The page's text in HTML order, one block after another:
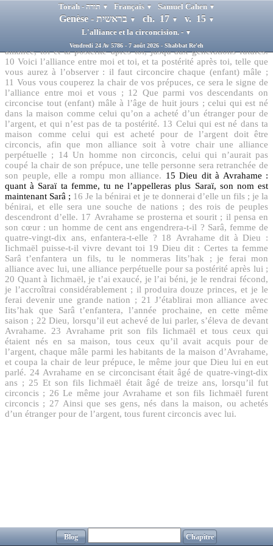
▼ Français ▼ Samuel Cahen ▼
▼ ch. 17 ▼ v. 15 ▼
L'alliance et la circoncision. - ▼
Vendredi 24 Av 5786 - 7 août 2026 - Shabbat Re'eh
alliance perpétuelle ; d’être Dieu pour toi, ainsi qu’à ta postérité ;
Je te donnerai et je donnerai à tes descendants, après toi, le pays de
ton séjour, tout le pays de Kenââne ; un héritage perpétuel, je serai
aussi pour eux Dieu. 9
Dieu dit à Avrahame : toi, observe mon
alliance, toi et ta postérité après toi, jusqu’aux générations futures.
10 Voici l’alliance entre moi et toi, et ta postérité après toi, telle que
vous aurez à l’observer : il faut circoncire chaque (enfant) mâle ;
11 Vous vous couperez la chair de vos prépuces, ce sera le signe de
l’alliance entre moi et vous ; 12 Que parmi vos descendants on
circoncise tout (enfant) mâle à l’âge de huit jours ; celui qui est né
dans la maison comme celui qu’on a acheté d’un étranger pour de
l’argent, et qui n’est pas de ta postérité. 13 Celui qui est né dans ta
maison comme celui qui est acheté pour de l’argent doit être
circoncis, afin que mon alliance soit à votre chair une alliance
perpétuelle ;
14 Un homme non circoncis, celui qui n’aurait pas
coupé la chair de son prépuce, une telle personne sera retranchée de
son peuple, elle a rompu mon alliance. 15 Dieu dit à Avrahame :
quant à Saraï ta femme, tu ne l’appelleras plus Saraï, son nom est
maintenant Sarâ ; 16 Je la bénirai et je te donnerai d’elle un fils ; je la
bénirai, et elle sera une souche de nations ; des rois de peuples
descendront d’elle. 17 Avrahame se prosterna et sourit ; il pensa en
son cœur : un homme de cent ans engendrera-t-il ? Sarâ, femme de
quatre-vingt-dix ans, enfantera-t-elle ? 18
Avrahame dit à Dieu :
Iichmaël puisse-t-il vivre devant toi 19 Dieu dit : Certes ta femme
Sarâ t’enfantera un fils, tu le nommeras Iits’hak ; je ferai mon
alliance avec lui, une alliance perpétuelle pour sa postérité après lui ;
20 Quant à Iichmaël, je t’ai exaucé, je l’ai béni, je le rendrai fécond,
je l’accroîtrai considérablement ; il produira douze princes, et je le
ferai devenir une grande nation ; 21 J’établirai mon alliance avec
Iits’hak que Sarâ t’enfantera, l’année prochaine, en cette même
saison ; 22 Dieu, lorsqu’il eut achevé de lui parler, s’éleva de devant
Avrahame.
23
Avrahame prit son fils Iichmaël et tous ceux qui
étaient nés en sa maison, tous ceux qu’il avait acquis pour de
l’argent, chaque mâle parmi les habitants de la maison d’Avrahame,
et coupa la chair de leur prépuce, le même jour que Dieu lui en eut
parlé. 24 Avrahame en se circoncisant était âgé de quatre-vingt-dix
ans ; 25 Et son fils Iichmaël était âgé de treize ans, lorsqu’il fut
circoncis ; 26 Le même jour Avrahame et son fils Iichmaël furent
circoncis ; 27 Ainsi que ses gens, nés dans la maison, ou achetés
d’un étranger pour de l’argent, tous furent circoncis avec lui.
Blog Chapitre